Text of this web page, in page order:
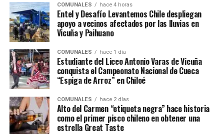
COMUNALES hace 4 horas
Entel y Desafío Levantemos Chile despliegan
apoyo a vecinos afectados por las lluvias en
Vicuña y Paihuano
COMUNALES hace 1 día
Estudiante del Liceo Antonio Varas de Vicuña
conquista el Campeonato Nacional de Cueca
“Espiga de Arroz” en Chiloé
COMUNALES hace 2 días
Alto del Carmen “etiqueta negra” hace historia
como el primer pisco chileno en obtener una
estrella Great Taste